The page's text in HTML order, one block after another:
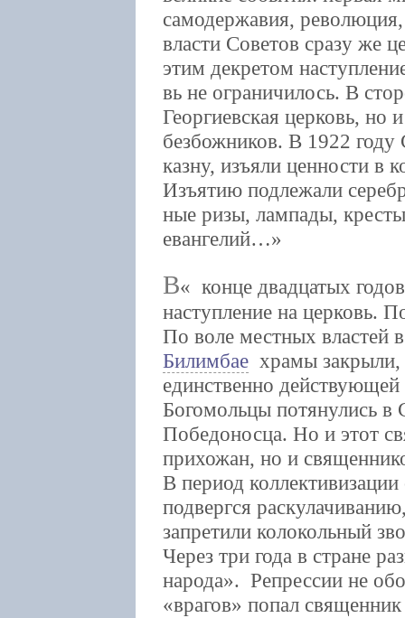
самодержавия,
власти Советов сразу же
этим декретом
вь не ограничилось. В
Георгиевская церковь, но
безбожников. В 1922
казну, изъяли ценности в
Изъятию подлежали
ные ризы, лампады,
евангелий…
В
конце двадцатых
наступление на церковь.
По воле местных властей
Билимбае храмы
единственно действующей
Богомольцы потянулись
Победоносца. Но и этот
прихожан, но и
В период
подвергся
запретили колокольный
Через три года в стране
народа». Репрессии не
«врагов» попал